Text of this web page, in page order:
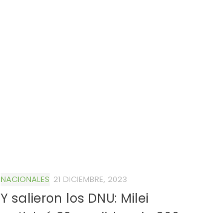
NACIONALES 21 DICIEMBRE, 2023
Y salieron los DNU: Milei